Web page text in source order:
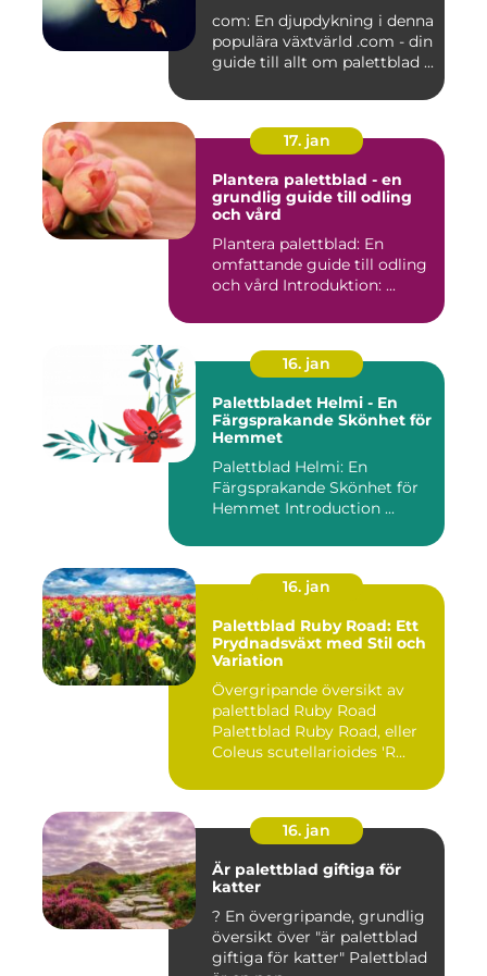
com: En djupdykning i denna
populära växtvärld .com - din
guide till allt om palettblad ...
17. jan
Plantera palettblad - en
grundlig guide till odling
och vård
Plantera palettblad: En
omfattande guide till odling
och vård Introduktion: ...
16. jan
Palettbladet Helmi - En
Färgsprakande Skönhet för
Hemmet
Palettblad Helmi: En
Färgsprakande Skönhet för
Hemmet Introduction ...
16. jan
Palettblad Ruby Road: Ett
Prydnadsväxt med Stil och
Variation
Övergripande översikt av
palettblad Ruby Road
Palettblad Ruby Road, eller
Coleus scutellarioides 'R...
16. jan
Är palettblad giftiga för
katter
? En övergripande, grundlig
översikt över "är palettblad
giftiga för katter" Palettblad